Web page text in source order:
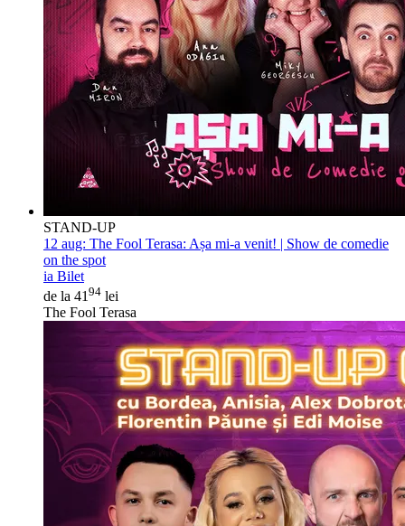
STAND-UP
12 aug: The Fool Terasa: Așa mi-a venit! | Show de comedie
on the spot
ia Bilet
de la 41 94 lei
The Fool Terasa